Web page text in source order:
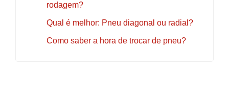
rodagem?
Qual é melhor: Pneu diagonal ou radial?
Como saber a hora de trocar de pneu?